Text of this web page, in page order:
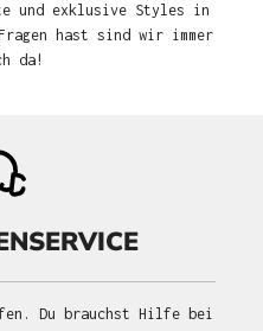
und exklusive Styles in
Fragen hast sind wir immer
da!
Du brauchst Hilfe bei